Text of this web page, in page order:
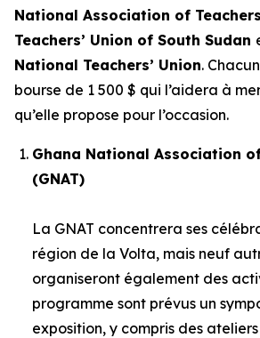
National Association of Teachers
Teachers’ Union of South Sudan
National Teachers’ Union.
bourse de 1 500 $ qui l’aidera à
qu’elle propose pour l’occasion.
Ghana National Association
(GNAT)
La GNAT concentrera ses
région de la Volta, mais neuf
organiseront également des
programme sont prévus un
exposition, y compris des